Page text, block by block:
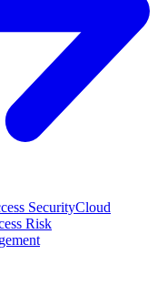
SecurityCloud
Risk